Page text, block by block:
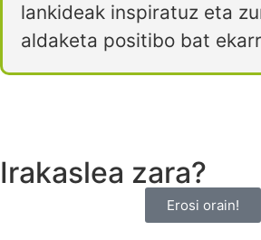
lankideak inspiratuz eta
aldaketa positibo bat
Irakaslea zara?
Erosi orain!